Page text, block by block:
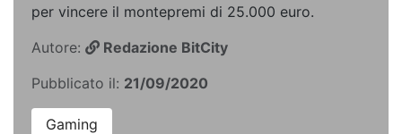
per vincere il montepremi di 25.000 euro.
Autore:
Redazione BitCity
Pubblicato il: 21/09/2020
Gaming